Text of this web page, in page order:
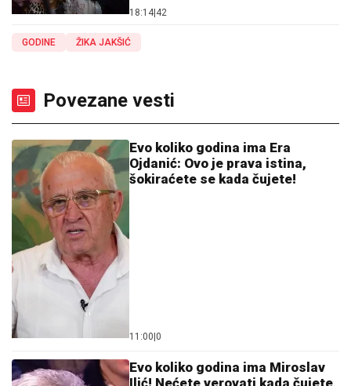
18:14 42
GODINE ŽIKA JAKŠIĆ
Povezane vesti
Evo koliko godina ima Era
Ojdanić: Ovo je prava istina,
šokiraćete se kada čujete!
11:00 0
Evo koliko godina ima Miroslav